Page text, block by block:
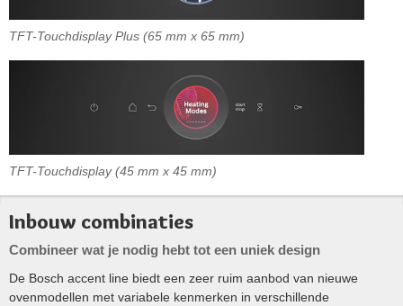
TFT-Touchdisplay Plus (65 mm x 65 mm)
TFT-Touchdisplay (45 mm x 45 mm)
Inbouw combinaties
Combineer wat je nodig hebt tot een uniek design
De Bosch accent line biedt een zeer ruim aanbod van nieuwe
ovenmodellen met variabele kenmerken in verschillende